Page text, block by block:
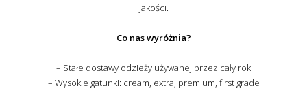
jakości.
Co nas wyróżnia?
– Stałe dostawy odzieży używanej przez cały rok
– Wysokie gatunki: cream, extra, premium, first grade